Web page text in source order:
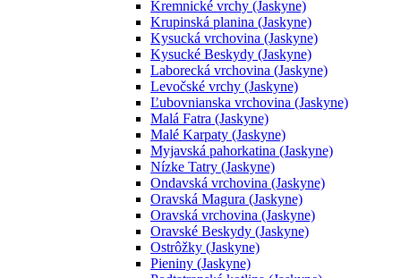
Kremnické vrchy (Jaskyne)
Krupinská planina (Jaskyne)
Kysucká vrchovina (Jaskyne)
Kysucké Beskydy (Jaskyne)
Laborecká vrchovina (Jaskyne)
Levočské vrchy (Jaskyne)
Ľubovnianska vrchovina (Jaskyne)
Malá Fatra (Jaskyne)
Malé Karpaty (Jaskyne)
Myjavská pahorkatina (Jaskyne)
Nízke Tatry (Jaskyne)
Ondavská vrchovina (Jaskyne)
Oravská Magura (Jaskyne)
Oravská vrchovina (Jaskyne)
Oravské Beskydy (Jaskyne)
Ostrôžky (Jaskyne)
Pieniny (Jaskyne)